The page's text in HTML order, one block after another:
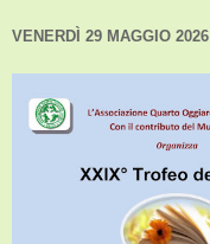
VENERDÌ 29 MAGGIO 2026